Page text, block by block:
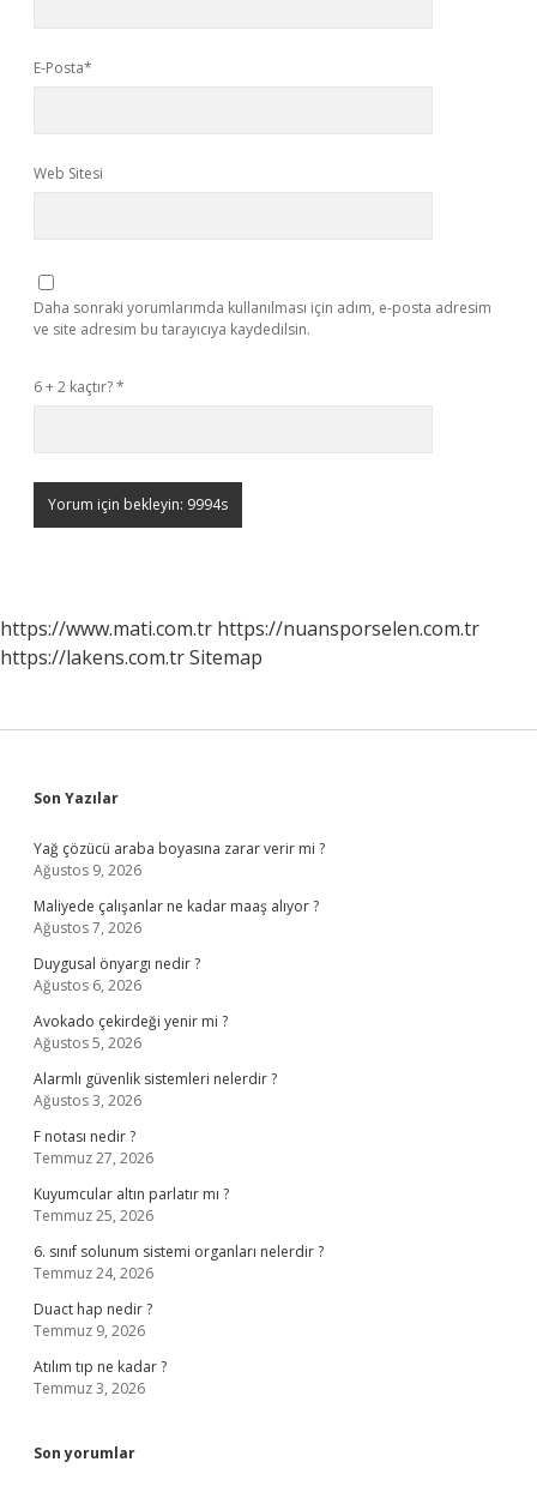
E-Posta*
Web Sitesi
Daha sonraki yorumlarımda kullanılması için adım, e-posta adresim
ve site adresim bu tarayıcıya kaydedilsin.
6 + 2 kaçtır?*
https://www.mati.com.tr https://nuansporselen.com.tr
https://lakens.com.trSitemap
Sidebar
Son Yazılar
Yağ çözücü araba boyasına zarar verir mi ?
Ağustos 9, 2026
Maliyede çalışanlar ne kadar maaş alıyor ?
Ağustos 7, 2026
Duygusal önyargı nedir ?
Ağustos 6, 2026
Avokado çekirdeği yenir mi ?
Ağustos 5, 2026
Alarmlı güvenlik sistemleri nelerdir ?
Ağustos 3, 2026
F notası nedir ?
Temmuz 27, 2026
Kuyumcular altın parlatır mı ?
Temmuz 25, 2026
6. sınıf solunum sistemi organları nelerdir ?
Temmuz 24, 2026
Duact hap nedir ?
Temmuz 9, 2026
Atılım tıp ne kadar ?
Temmuz 3, 2026
Son yorumlar